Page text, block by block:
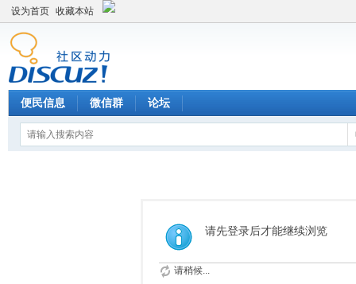
设为首页 收藏本站
便民信息 微信群 论坛
请先登录后才能继续浏览
请稍候...